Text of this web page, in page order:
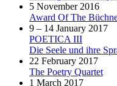
5 November 2016
Award Of The
9 – 14 January 2017
POETICA III
Die Seele und ihre
22 February 2017
The Poetry Quartet
1 March 2017